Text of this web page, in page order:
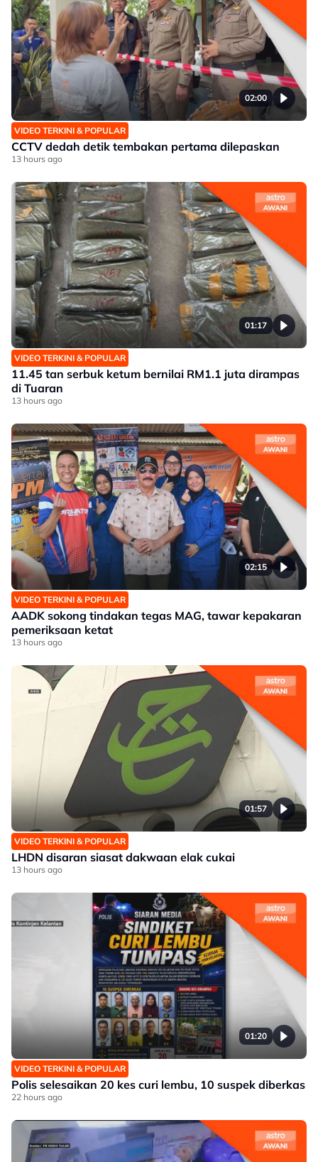
02:00
VIDEO TERKINI & POPULAR
CCTV dedah detik tembakan pertama dilepaskan
13 hours ago
01:17
VIDEO TERKINI & POPULAR
11.45 tan serbuk ketum bernilai RM1.1 juta dirampas
di Tuaran
13 hours ago
02:15
VIDEO TERKINI & POPULAR
AADK sokong tindakan tegas MAG, tawar kepakaran
pemeriksaan ketat
13 hours ago
01:57
VIDEO TERKINI & POPULAR
LHDN disaran siasat dakwaan elak cukai
13 hours ago
01:20
VIDEO TERKINI & POPULAR
Polis selesaikan 20 kes curi lembu, 10 suspek diberkas
22 hours ago